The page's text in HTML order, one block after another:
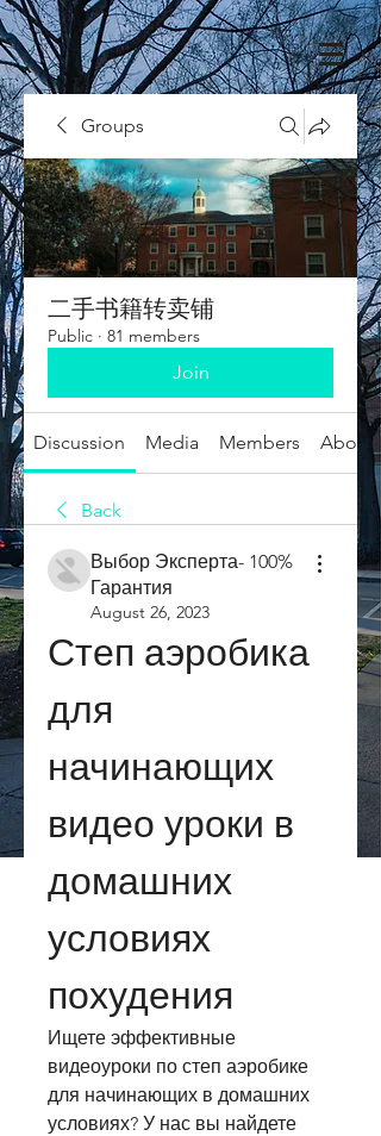
Groups
二手书籍转卖铺
Public · 81 members
Join
Discussion Media Members About
Back
Выбор Эксперта- 100%
Гарантия
August 26, 2023
Степ аэробика
для
начинающих
видео уроки в
домашних
условиях
похудения
Ищете эффективные
видеоуроки по степ аэробике
для начинающих в домашних
условиях? У нас вы найдете